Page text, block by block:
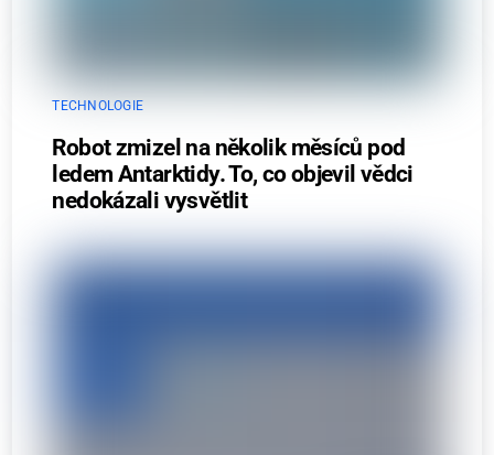
TECHNOLOGIE
Robot zmizel na několik měsíců pod
ledem Antarktidy. To, co objevil vědci
nedokázali vysvětlit